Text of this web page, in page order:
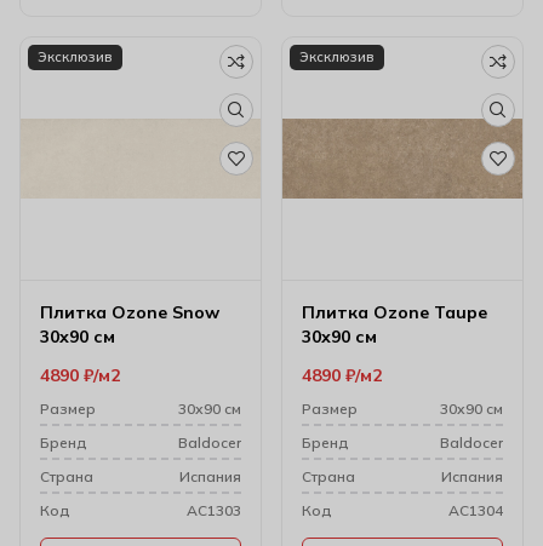
Эксклюзив
Плитка Ozone Snow
30х90 см
4890 ₽ м2
Размер
30х90 см
Бренд
Baldocer
Cтрана
Испания
Код
AC1303
Эксклюзив
Плитка Ozone Taupe
30х90 см
4890 ₽ м2
Размер
30х90 см
Бренд
Baldocer
Cтрана
Испания
Код
AC1304